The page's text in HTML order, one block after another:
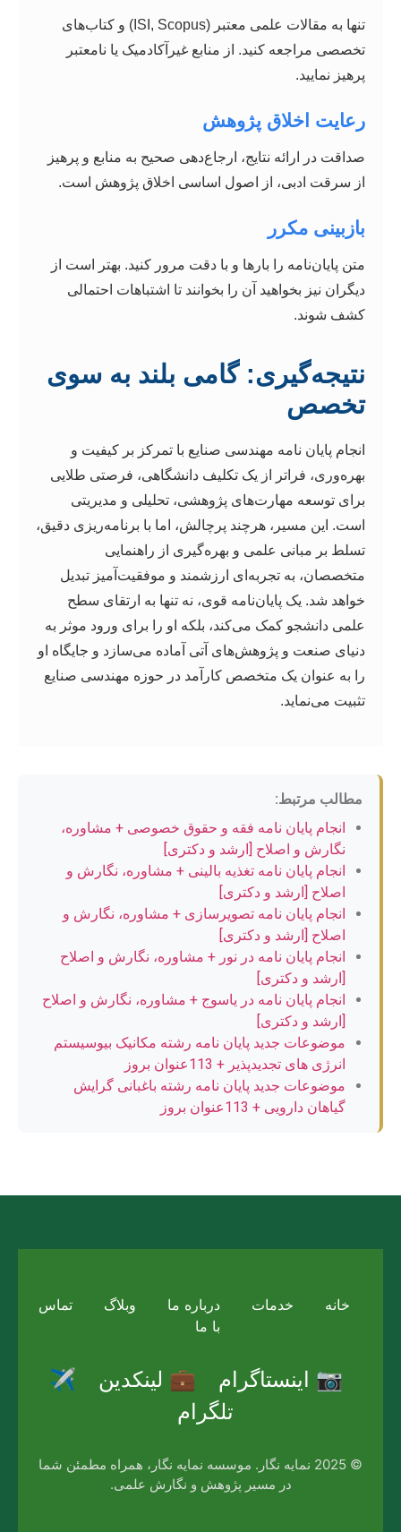
تنها به مقالات علمی معتبر (ISI, Scopus) و کتاب‌های
تخصصی مراجعه کنید. از منابع غیرآکادمیک یا نامعتبر
پرهیز نمایید.
رعایت اخلاق پژوهش
صداقت در ارائه نتایج، ارجاع‌دهی صحیح به منابع و پرهیز
از سرقت ادبی، از اصول اساسی اخلاق پژوهش است.
بازبینی مکرر
متن پایان‌نامه را بارها و با دقت مرور کنید. بهتر است از
دیگران نیز بخواهید آن را بخوانند تا اشتباهات احتمالی
کشف شوند.
نتیجه‌گیری: گامی بلند به سوی
تخصص
انجام پایان نامه مهندسی صنایع با تمرکز بر کیفیت و
بهره‌وری، فراتر از یک تکلیف دانشگاهی، فرصتی طلایی
برای توسعه مهارت‌های پژوهشی، تحلیلی و مدیریتی
است. این مسیر، هرچند پرچالش، اما با برنامه‌ریزی دقیق،
تسلط بر مبانی علمی و بهره‌گیری از راهنمایی
متخصصان، به تجربه‌ای ارزشمند و موفقیت‌آمیز تبدیل
خواهد شد. یک پایان‌نامه قوی، نه تنها به ارتقای سطح
علمی دانشجو کمک می‌کند، بلکه او را برای ورود موثر به
دنیای صنعت و پژوهش‌های آتی آماده می‌سازد و جایگاه او
را به عنوان یک متخصص کارآمد در حوزه مهندسی صنایع
تثبیت می‌نماید.
مطالب مرتبط:
انجام پایان نامه فقه و حقوق خصوصی + مشاوره،
نگارش و اصلاح [ارشد و دکتری]
انجام پایان نامه تغذیه بالینی + مشاوره، نگارش و
اصلاح [ارشد و دکتری]
انجام پایان نامه تصویرسازی + مشاوره، نگارش و
اصلاح [ارشد و دکتری]
انجام پایان نامه در نور + مشاوره، نگارش و اصلاح
[ارشد و دکتری]
انجام پایان نامه در یاسوج + مشاوره، نگارش و اصلاح
[ارشد و دکتری]
موضوعات جدید پایان نامه رشته مکانیک بیوسیستم
انرژی های تجدیدپذیر + 113عنوان بروز
موضوعات جدید پایان نامه رشته باغبانی گرایش
گیاهان دارویی + 113عنوان بروز
خانه خدمات درباره ما وبلاگ
تماس
با ما
📷 اینستاگرام 💼 لینکدین
✈️
تلگرام
© 2025 نمایه نگار. موسسه نمایه نگار، همراه مطمئن شما
در مسیر پژوهش و نگارش علمی.